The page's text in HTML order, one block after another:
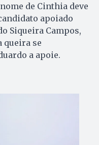
de Cinthia deve
apoiado
Siqueira Campos,
queira se
a apoie.